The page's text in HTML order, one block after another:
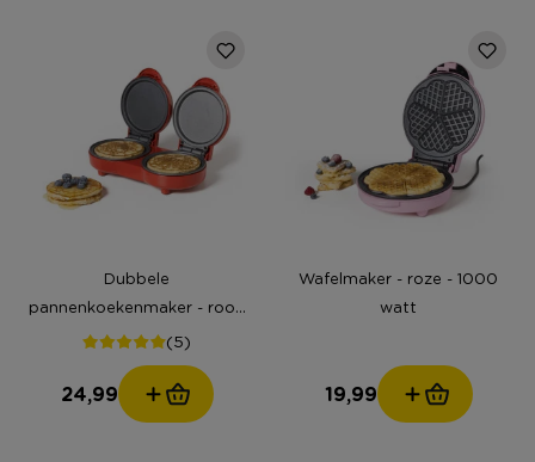
Dubbele
pannenkoekenmaker - rood
- 1100 watt(5)
24,99
Wafelmaker - roze - 1000
watt
19,99